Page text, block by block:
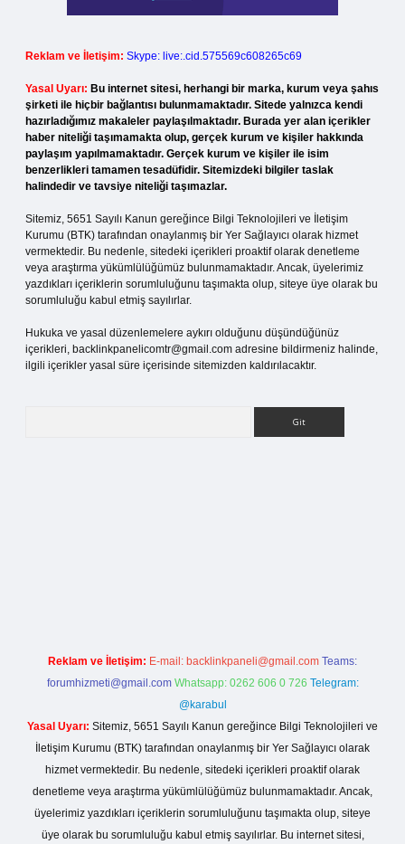
Reklam ve İletişim: Skype: live:.cid.575569c608265c69
Yasal Uyarı: Bu internet sitesi, herhangi bir marka, kurum veya şahıs
şirketi ile hiçbir bağlantısı bulunmamaktadır. Sitede yalnızca kendi
hazırladığımız makaleler paylaşılmaktadır. Burada yer alan içerikler
haber niteliği taşımamakta olup, gerçek kurum ve kişiler hakkında
paylaşım yapılmamaktadır. Gerçek kurum ve kişiler ile isim
benzerlikleri tamamen tesadüfidir. Sitemizdeki bilgiler taslak
halindedir ve tavsiye niteliği taşımazlar.
Sitemiz, 5651 Sayılı Kanun gereğince Bilgi Teknolojileri ve İletişim
Kurumu (BTK) tarafından onaylanmış bir Yer Sağlayıcı olarak hizmet
vermektedir. Bu nedenle, sitedeki içerikleri proaktif olarak denetleme
veya araştırma yükümlülüğümüz bulunmamaktadır. Ancak, üyelerimiz
yazdıkları içeriklerin sorumluluğunu taşımakta olup, siteye üye olarak bu
sorumluluğu kabul etmiş sayılırlar.
Hukuka ve yasal düzenlemelere aykırı olduğunu düşündüğünüz
içerikleri, backlinkpanelicomtr@gmail.com adresine bildirmeniz halinde,
ilgili içerikler yasal süre içerisinde sitemizden kaldırılacaktır.
Reklam ve İletişim: E-mail: backlinkpaneli@gmail.com Teams:
forumhizmeti@gmail.com Whatsapp: 0262 606 0 726 Telegram:
@karabul
Yasal Uyarı: Sitemiz, 5651 Sayılı Kanun gereğince Bilgi Teknolojileri ve
İletişim Kurumu (BTK) tarafından onaylanmış bir Yer Sağlayıcı olarak
hizmet vermektedir. Bu nedenle, sitedeki içerikleri proaktif olarak
denetleme veya araştırma yükümlülüğümüz bulunmamaktadır. Ancak,
üyelerimiz yazdıkları içeriklerin sorumluluğunu taşımakta olup, siteye
üye olarak bu sorumluluğu kabul etmiş sayılırlar. Bu internet sitesi,